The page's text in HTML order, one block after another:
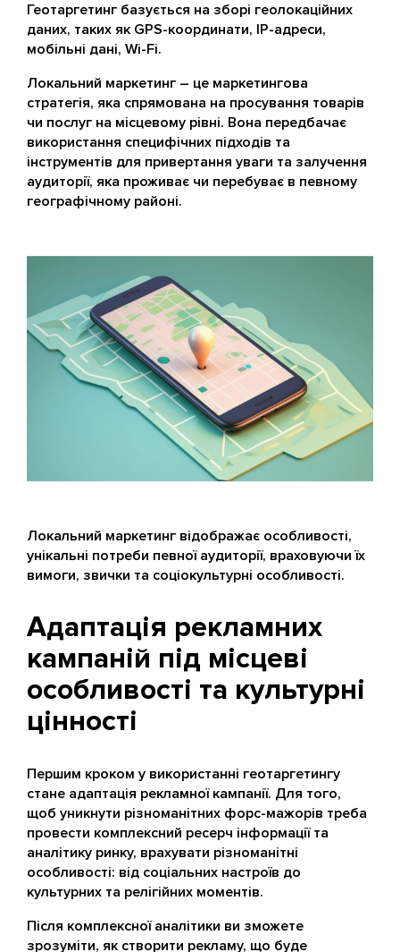
Геотаргетинг базується на зборі геолокаційних
даних, таких як GPS-координати, IP-адреси,
мобільні дані, Wi-Fi.
Локальний маркетинг – це маркетингова
стратегія, яка спрямована на просування товарів
чи послуг на місцевому рівні. Вона передбачає
використання специфічних підходів та
інструментів для привертання уваги та залучення
аудиторії, яка проживає чи перебуває в певному
географічному районі.
Локальний маркетинг відображає особливості,
унікальні потреби певної аудиторії, враховуючи їх
вимоги, звички та соціокультурні особливості.
Адаптація рекламних
кампаній під місцеві
особливості та культурні
цінності
Першим кроком у використанні геотаргетингу
стане адаптація рекламної кампанії. Для того,
щоб уникнути різноманітних форс-мажорів треба
провести комплексний ресерч інформації та
аналітику ринку, врахувати різноманітні
особливості: від соціальних настроїв до
культурних та релігійних моментів.
Після комплексної аналітики ви зможете
зрозуміти, як створити рекламу, що буде